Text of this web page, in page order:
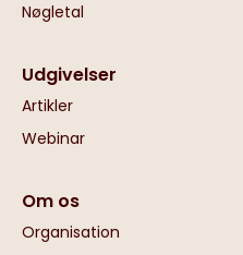
Nøgletal
Udgivelser
Artikler
Webinar
Om os
Organisation